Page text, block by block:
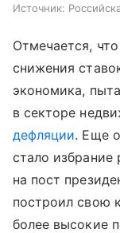
Источник:
Отмечается,
снижения
экономика,
в секторе
дефляции. Еще
стало избрание
на пост
построил свою
более высокие